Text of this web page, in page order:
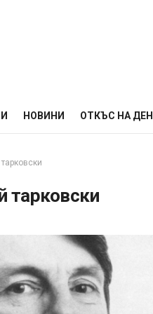
НОВИНИ ОТКЪС НА
тарковски